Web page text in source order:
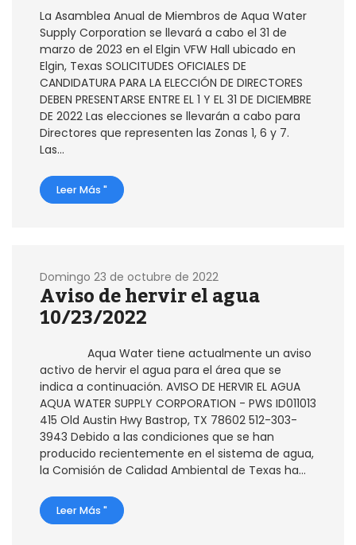
La Asamblea Anual de Miembros de Aqua Water
Supply Corporation se llevará a cabo el 31 de
marzo de 2023 en el Elgin VFW Hall ubicado en
Elgin, Texas SOLICITUDES OFICIALES DE
CANDIDATURA PARA LA ELECCIÓN DE DIRECTORES
DEBEN PRESENTARSE ENTRE EL 1 Y EL 31 DE DICIEMBRE
DE 2022 Las elecciones se llevarán a cabo para
Directores que representen las Zonas 1, 6 y 7.
Las...
Leer Más "
Domingo 23 de octubre de 2022
Aviso de hervir el agua
10/23/2022
Aqua Water tiene actualmente un aviso
activo de hervir el agua para el área que se
indica a continuación. AVISO DE HERVIR EL AGUA
AQUA WATER SUPPLY CORPORATION - PWS ID011013
415 Old Austin Hwy Bastrop, TX 78602 512-303-
3943 Debido a las condiciones que se han
producido recientemente en el sistema de agua,
la Comisión de Calidad Ambiental de Texas ha...
Leer Más "